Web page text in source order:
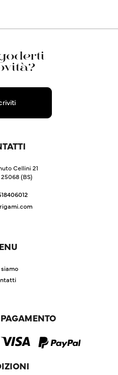
Cellini 21
(BS)